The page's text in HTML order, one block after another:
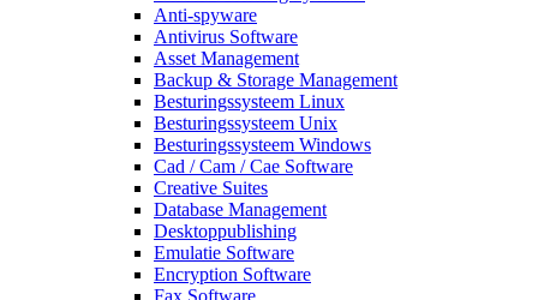
Anti-spyware
Antivirus Software
Asset Management
Backup & Storage Management
Besturingssysteem Linux
Besturingssysteem Unix
Besturingssysteem Windows
Cad / Cam / Cae Software
Creative Suites
Database Management
Desktoppublishing
Emulatie Software
Encryption Software
Fax Software